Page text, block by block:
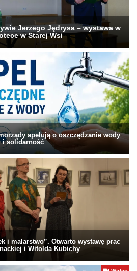
Jerzego Jędrysa – wystawa w
w Starej Wsi
apelują o oszczędzanie wody
i solidarność
i malarstwo”. Otwarto wystawę prac
i Witolda Kubichy